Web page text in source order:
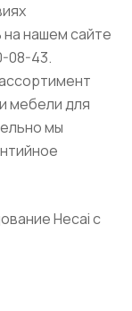
нашем сайте
08-43.
мебели для
мы
Hecai с